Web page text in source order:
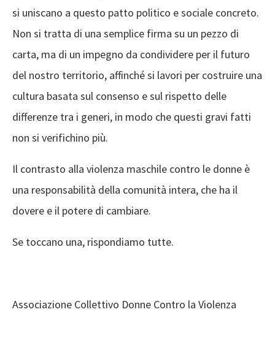
si uniscano a questo patto politico e sociale concreto.
Non si tratta di una semplice firma su un pezzo di
carta, ma di un impegno da condividere per il futuro
del nostro territorio, affinché si lavori per costruire una
cultura basata sul consenso e sul rispetto delle
differenze tra i generi, in modo che questi gravi fatti
non si verifichino più.
Il contrasto alla violenza maschile contro le donne è
una responsabilità della comunità intera, che ha il
dovere e il potere di cambiare.
Se toccano una, rispondiamo tutte.
Associazione Collettivo Donne Contro la Violenza